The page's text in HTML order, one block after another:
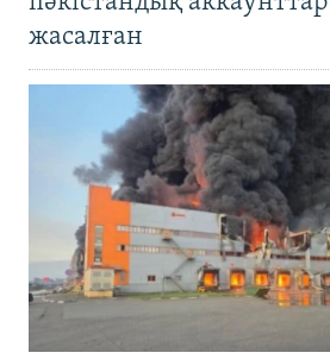
жасалған